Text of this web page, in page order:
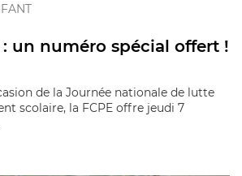
un numéro spécial offert !
de la Journée nationale de lutte
scolaire, la FCPE offre jeudi 7